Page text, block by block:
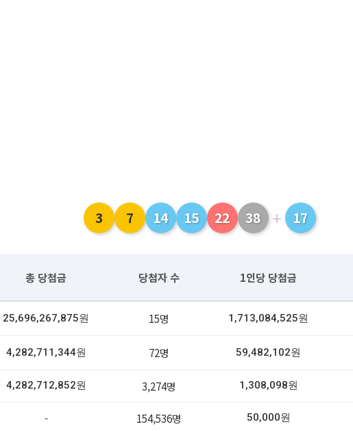
3 7 14 15 22 38 + 17
총 당첨금 당첨자 수 1인당 당첨금
25,696,267,875원 15명 1,713,084,525원
4,282,711,344원 72명 59,482,102원
4,282,712,852원 3,274명 1,308,098원
- 154,536명 50,000원